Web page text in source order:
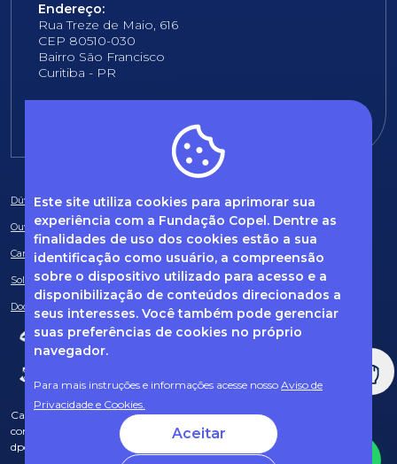
Este site utiliza cookies para aprimorar sua
experiência com a Fundação Copel. Dentre as
finalidades de uso dos cookies estão a sua
identificação como usuário, a compreensão
sobre o dispositivo utilizado para acesso e a
disponibilização de conteúdos direcionados a
seus interesses. Você também pode gerenciar
suas preferências de cookies no próprio
navegador.
Para mais instruções e informações acesse nosso Aviso de
Privacidade e Cookies.
Aceitar
Endereço:
Rua Treze de Maio, 616
CEP 80510-030
Bairro São Francisco
Curitiba - PR
Dúvidas frequentes
Ouvidoria
Canal de Denúncias
Solicitação de informações
Documentos obrigatórios
Caso tenha dúvidas sobre Privacidade de Dados e LGPD, entre em
contato com o nosso DPO (encarregado de dados) via e-mail:
dpo@fcopel.org.br